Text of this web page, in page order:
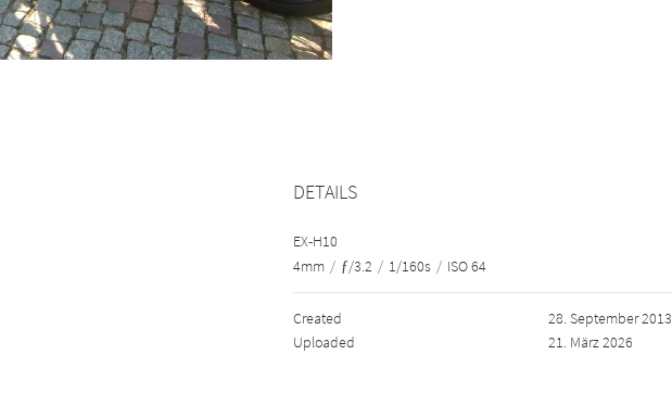
DETAILS
EX-H10
4mm / ƒ/3.2 / 1/160s / ISO 64
Created
28. September 2013
Uploaded
21. März 2026